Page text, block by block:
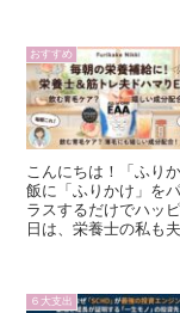
おすすめ
こんにちは！「ふり
飯に「ふりかけ」を
ラスするだけでハッ
日は、栄養士の私も
６大支出